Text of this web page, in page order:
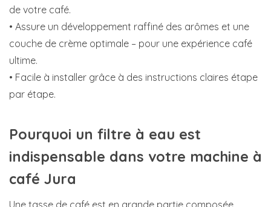
de votre café.
• Assure un développement raffiné des arômes et une
couche de crème optimale – pour une expérience café
ultime.
• Facile à installer grâce à des instructions claires étape
par étape.
Pourquoi un filtre à eau est
indispensable dans votre machine à
café Jura
Une tasse de café est en grande partie composée